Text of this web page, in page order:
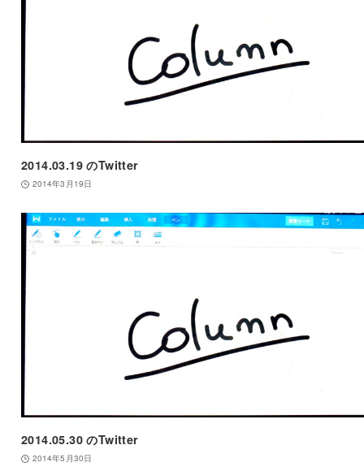
2014.03.19 のTwitter
2014年3月19日
2014.05.30 のTwitter
2014年5月30日